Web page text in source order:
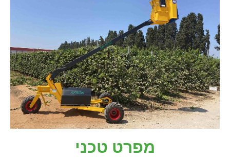
מפרט טכני